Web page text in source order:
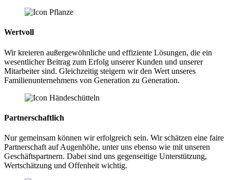
Wertvoll
Wir kreieren außergewöhnliche und effiziente Lösungen, die ein
wesentlicher Beitrag zum Erfolg unserer Kunden und unserer
Mitarbeiter sind. Gleichzeitig steigern wir den Wert unseres
Familienunternehmens von Generation zu Generation.
Partnerschaftlich
Nur gemeinsam können wir erfolgreich sein. Wir schätzen eine faire
Partnerschaft auf Augenhöhe, unter uns ebenso wie mit unseren
Geschäftspartnern. Dabei sind uns gegenseitige Unterstützung,
Wertschätzung und Offenheit wichtig.